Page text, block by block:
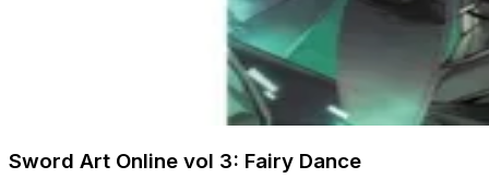
Sword Art Online vol 3: Fairy Dance